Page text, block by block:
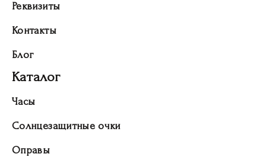
Реквизиты
Контакты
Блог
Каталог
Часы
Солнцезащитные очки
Оправы